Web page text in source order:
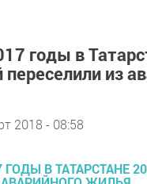
годы в
из
2018 - 08:58